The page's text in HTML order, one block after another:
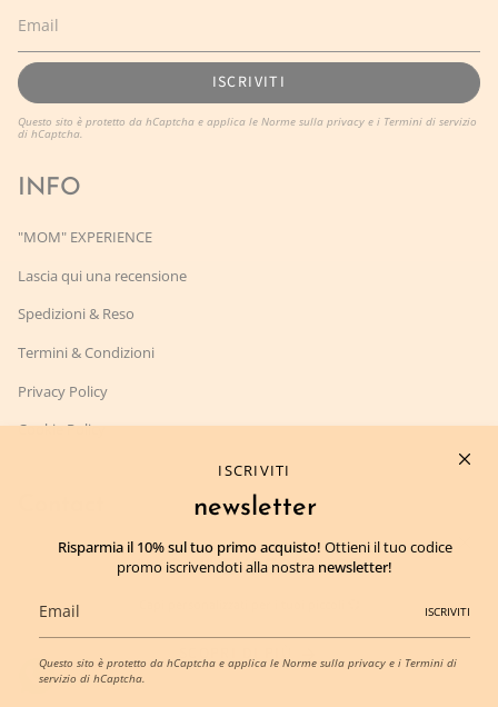
"MOM" EXPERIENCE
SCOPRI DI PIÙ
ISCRIVITI
newsletter
Risparmia il 10% sul tuo primo acquisto! Ottieni il tuo codice
promo iscrivendoti alla nostra newsletter!
ISCRIVITI
Questo sito è protetto da hCaptcha e applica le Norme sulla privacy e i Termini di
servizio di hCaptcha.
ISCRIVITI
Questo sito è protetto da hCaptcha e applica le Norme sulla privacy e i Termini di servizio
di hCaptcha.
INFO
"MOM" EXPERIENCE
Lascia qui una recensione
Spedizioni & Reso
Termini & Condizioni
Privacy Policy
Cookie Policy
MOM TO BE21 DI GUARRIELLO LUDOVICA
IT09599491215
CF:GRRLVC92R50F839S
amm.momtobe21@gmail.com
‪+393893473138‬